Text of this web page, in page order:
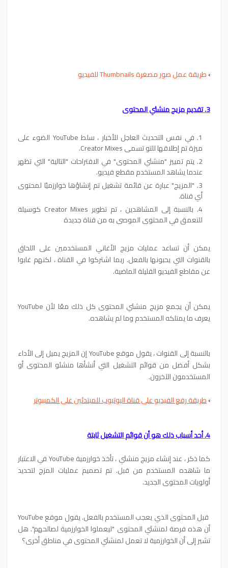
›طريقة عمل صور مصغرة Thumbnails للفيديو
3. تقديم مزيج منشئي المحتوى
في نفس التحديث العاجل للأخبار ، سلط YouTube الضوء على
ميزة تم إطلاقها للتو تسمى Creator Mixes.
يتم تمييز "منشئي المحتوى" في الاقتراحات "التالية" التي تظهر
عندما يشاهد المستخدم مقطع فيديو.
"المزيج" عبارة عن قائمة تشغيل تم إنشاؤها خوارزميًا لمحتوى
أي قناة.
بالنسبة إلى المشاهدين ، تم تطوير Creator Mixes كوسيلة
للتعمق في المحتوى الموصى به من قناة جديدة
يمكن أن تساعد عمليات مزيج الأغاني المستخدمين على اللحاق
بالقنوات التي يحبونها بالفعل. ربما اشتركوا في القناة ، لكنهم غابوا
عن مقاطع الفيديو القليلة الماضية.
يمكن أن يجمع مزيج منشئي المحتوى كل ذلك معًا لأن YouTube
يعرف ما يمتلكه المستخدم وما لم يشاهده.
بالنسبة إلى القنوات ، يقول موقع YouTube إن المزيج يميل إلى الأداء
بشكل أفضل من قوائم التشغيل التي أنشأها منشئو المحتوى أو
المستخدمون الآخرون.
›طريقة رفع الفيديو على قناة اليوتيوب للمبتدئين على الكمبيوتر
4. أحد أسباب ذلك هو أن قوائم التشغيل ثابتة
كما ذكر ، عند إنشاء مزيج منشئي ، تأخذ خوارزمية YouTube في الاعتبار
ما شاهده المستخدم من قبل. تم تصميم عمليات المزج لتحديد
أولويات المحتوى الجديد.
قبل المحتوى الذي يعجب المستخدم بالفعل. يقول موقع YouTube
أن هذه فرصة لمنشئي المحتوى "ليعملوا الخوارزمية لصالحهم". هل
تشير إلى أن الخوارزمية لا تعمل لمنشئي المحتوى في مناطق أخرى؟